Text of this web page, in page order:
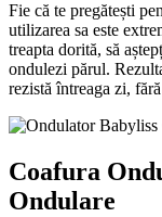
Fie că te pregătești
utilizarea sa este
treapta dorită, să
ondulezi părul.
rezistă întreaga zi,
Coafura
Ondulare